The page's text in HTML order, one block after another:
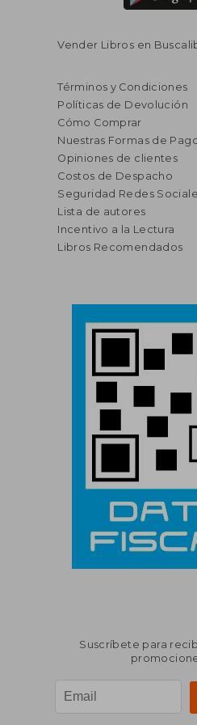
Vender Libros en
Términos y Condiciones
Políticas de Devolución
Cómo Comprar
Nuestras Formas de
Opiniones de clientes
Costos de Despacho
Seguridad Redes
Lista de autores
Incentivo a la Lectura
Libros Recomendados
Suscríbete para